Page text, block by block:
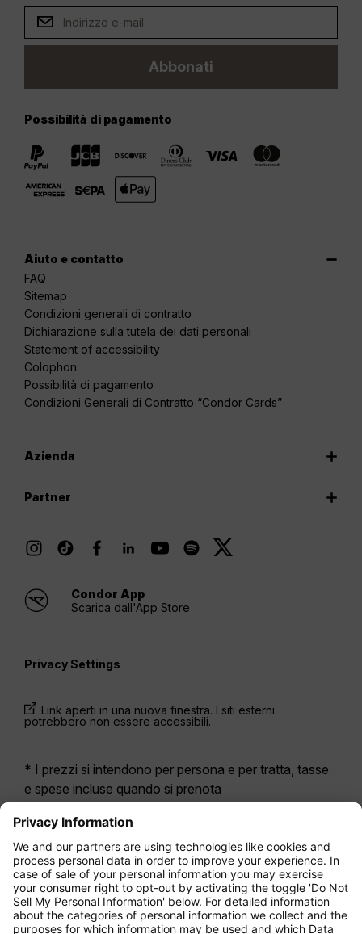
Abbonati
Possibilità di pagamento
Aiuto e contatto
FAQ
Sitemap
Condizioni generali di contratto
Dichiarazione sulla tutela dei dati personali
Statement of accessibility
Colophon
Possibilità di pagamento
Condizioni Generali di Contratto “Condor Cards”
Azienda
Partner
Condor App
Scarica dall'App Store
Privacy Settings
Link aperti in una nuova finestra. I siti esterni
potrebbero non essere accessibili.
* I prezzi si intendono per persona e per tratta, tasse
e spese incluse quando si prenota
Erano disponibili nelle ultime 24 ore e potrebbero non
essere più aggiornati. Le tariffe indicate per
l’Economy Class sono solitamente Economy Zero,
la nostra opzione di tariffa più limitata. Potrebbero
essere applicati costi aggiuntivi per ilbagaglioda
stiva registrato o altri servizi opzionali. Vengono